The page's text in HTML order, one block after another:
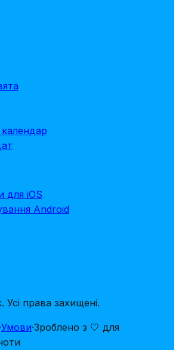
для iOS
Android
права захищені.
·Умови·Зроблено з 🤍 для